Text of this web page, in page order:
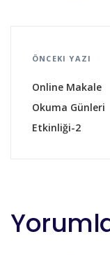
ÖNCEKI YAZI
Online Makale
Okuma Günleri
Etkinliği-2